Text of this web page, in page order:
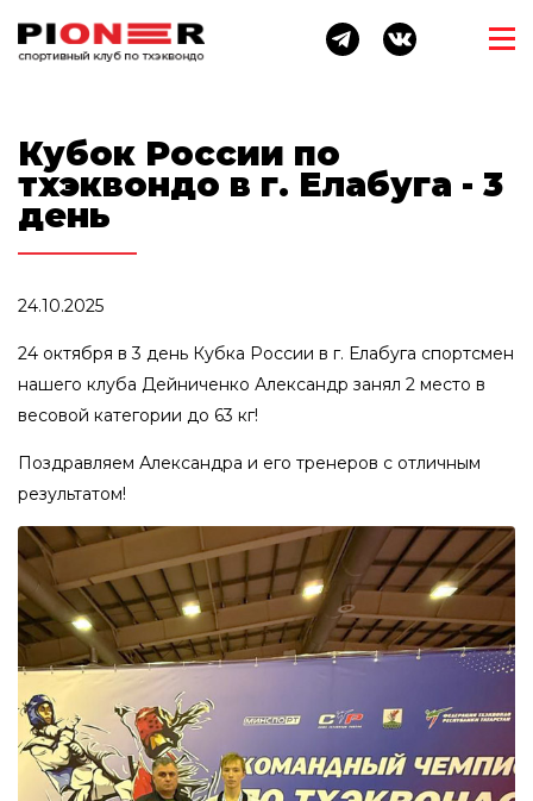
Кубок России по
тхэквондо в г. Елабуга - 3
день
24.10.2025
24 октября в 3 день Кубка России в г. Елабуга спортсмен
нашего клуба Дейниченко Александр занял 2 место в
весовой категории до 63 кг!
Поздравляем Александра и его тренеров с отличным
результатом!